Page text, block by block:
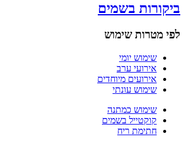
ביקורות בשמים
לפי מטרות שימוש
שימוש יומי
אירועי ערב
אירועים מיוחדים
שימוש עונתי
שימוש כמתנה
קוקטייל בשמים
חתימת ריח